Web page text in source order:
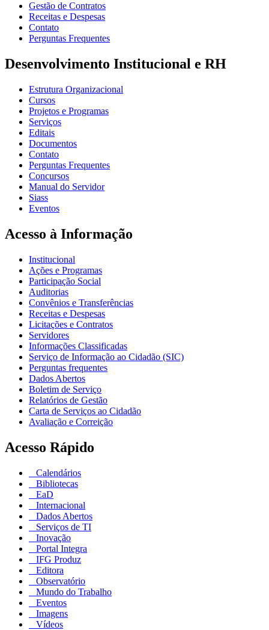
Gestão de Contratos
Receitas e Despesas
Contato
Perguntas Frequentes
Desenvolvimento Institucional e RH
Estrutura Organizacional
Cursos
Projetos e Programas
Serviços
Editais
Documentos
Contato
Perguntas Frequentes
Concursos
Manual do Servidor
Siass
Eventos
Acesso à Informação
Institucional
Ações e Programas
Participação Social
Auditorias
Convênios e Transferências
Receitas e Despesas
Licitações e Contratos
Servidores
Informações Classificadas
Serviço de Informação ao Cidadão (SIC)
Perguntas frequentes
Dados Abertos
Boletim de Serviço
Relatórios de Gestão
Carta de Serviços ao Cidadão
Avaliação e Correição
Acesso Rápido
Calendários
Bibliotecas
EaD
Internacional
Dados Abertos
Serviços de TI
Inovação
Portal Integra
IFG Produz
Editora
Observatório
Mundo do Trabalho
Eventos
Imagens
Vídeos